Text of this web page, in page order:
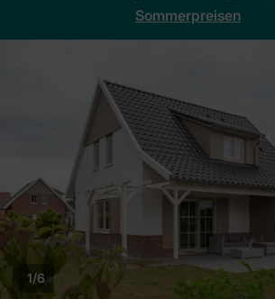
Sommerpreisen
1/6